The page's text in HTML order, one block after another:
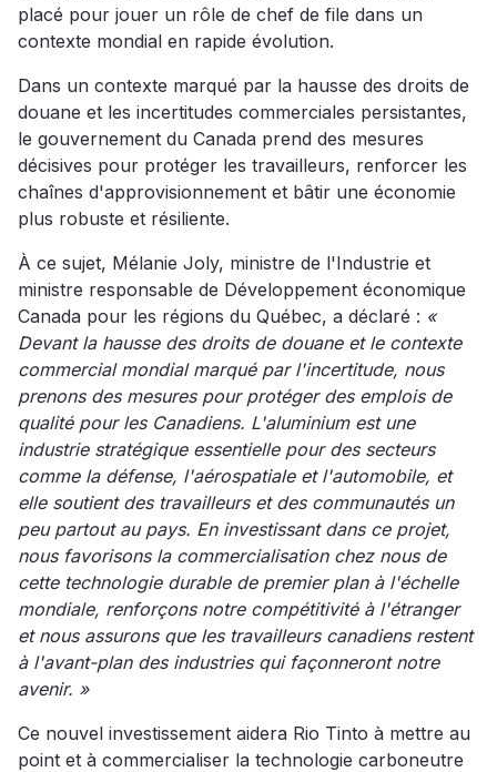
placé pour jouer un rôle de chef de file dans un
contexte mondial en rapide évolution.
Dans un contexte marqué par la hausse des droits de
douane et les incertitudes commerciales persistantes,
le gouvernement du Canada prend des mesures
décisives pour protéger les travailleurs, renforcer les
chaînes d'approvisionnement et bâtir une économie
plus robuste et résiliente.
À ce sujet, Mélanie Joly, ministre de l'Industrie et
ministre responsable de Développement économique
Canada pour les régions du Québec, a déclaré : «
Devant la hausse des droits de douane et le contexte
commercial mondial marqué par l'incertitude, nous
prenons des mesures pour protéger des emplois de
qualité pour les Canadiens. L'aluminium est une
industrie stratégique essentielle pour des secteurs
comme la défense, l'aérospatiale et l'automobile, et
elle soutient des travailleurs et des communautés un
peu partout au pays. En investissant dans ce projet,
nous favorisons la commercialisation chez nous de
cette technologie durable de premier plan à l'échelle
mondiale, renforçons notre compétitivité à l'étranger
et nous assurons que les travailleurs canadiens restent
à l'avant-plan des industries qui façonneront notre
avenir. »
Ce nouvel investissement aidera Rio Tinto à mettre au
point et à commercialiser la technologie carboneutre